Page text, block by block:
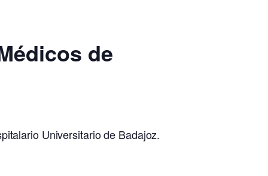
de
Universitario de Badajoz.